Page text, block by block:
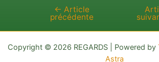
Navigation
l’article
← Article
précédente
Copyright © 2026 REGARDS | Powered by
Astra